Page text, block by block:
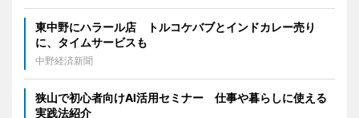
東中野にハラール店 トルコケバブとインドカレー売り
に、タイムサービスも
中野経済新聞
狭山で初心者向けAI活用セミナー 仕事や暮らしに使える
実践法紹介